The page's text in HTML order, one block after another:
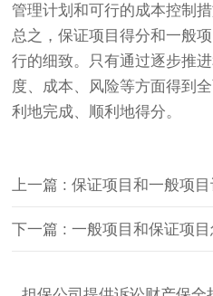
管理计划和可行的成本控制措
总之，保证项目得分和一般
行的细致。只有通过逐步推
度、成本、风险等方面得到
利地完成、顺利地得分。
上一篇 : 保证项目和一般项
下一篇 : 一般项目和保证项